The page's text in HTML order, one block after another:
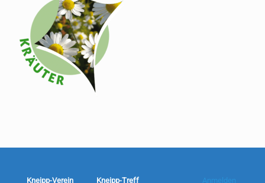
Kneipp-Verein Kneipp-Treff Anmelden